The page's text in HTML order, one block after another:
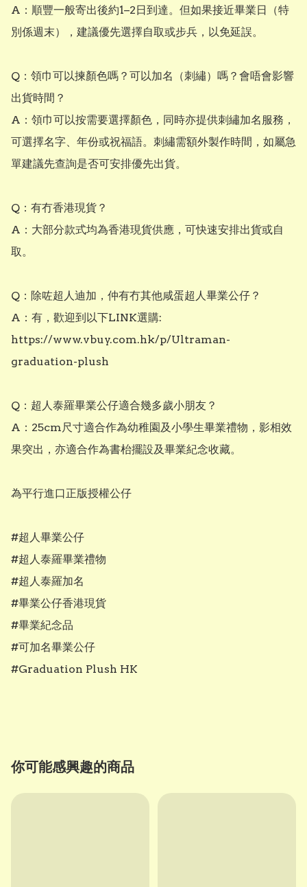
A：順豐一般寄出後約1–2日到達。但如果接近畢業日（特
別係週末），建議優先選擇自取或步兵，以免延誤。
Q：領巾可以揀顏色嗎？可以加名（刺繡）嗎？會唔會影響
出貨時間？
A：領巾可以按需要選擇顏色，同時亦提供刺繡加名服務，
可選擇名字、年份或祝福語。刺繡需額外製作時間，如屬急
單建議先查詢是否可安排優先出貨。
Q：有冇香港現貨？
A：大部分款式均為香港現貨供應，可快速安排出貨或自
取。
Q：除咗超人迪加，仲有冇其他咸蛋超人畢業公仔？
A：有，歡迎到以下LINK選購:
https://www.vbuy.com.hk/p/Ultraman-
graduation-plush
Q：超人泰羅畢業公仔適合幾多歲小朋友？
A：25cm尺寸適合作為幼稚園及小學生畢業禮物，影相效
果突出，亦適合作為書枱擺設及畢業紀念收藏。
為平行進口正版授權公仔
#超人畢業公仔
#超人泰羅畢業禮物
#超人泰羅加名
#畢業公仔香港現貨
#畢業紀念品
#可加名畢業公仔
#Graduation Plush HK
你可能感興趣的商品